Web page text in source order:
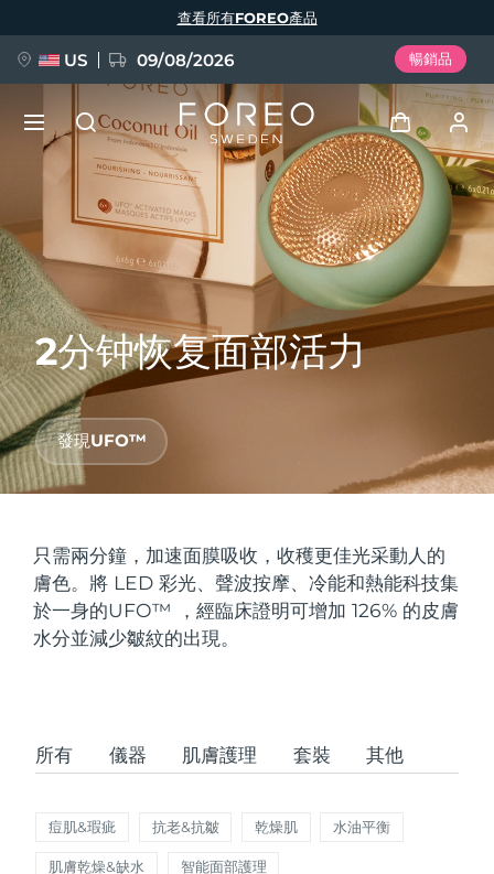
2分钟恢复面部活力
發現UFO™
只需兩分鐘，加速面膜吸收，收穫更佳光采動人的
膚色。將 LED 彩光、聲波按摩、冷能和熱能科技集
於一身的UFO™ ，經臨床證明可增加 126% 的皮膚
水分並減少皺紋的出現。
所有 儀器 肌膚護理 套裝 其他
痘肌&瑕疵 抗老&抗皺 乾燥肌 水油平衡
肌膚乾燥&缺水 智能面部護理
查看所有FOREO產品
US 09/08/2026 暢銷品
登入
用戶信息
我的設備
我的訂閱
FAQ™ Pure Beauty-Tech Elixir
BREAKING NEWS
issa™ Teeth Whitening Set
FAQ™ Dual LED Panel
語言
English Deutsch
Español
Français
Italiano
Português
Polski
Svenska
Türkçe
發貨國家
美國 預計送達日期09/08/2026
英國 預計送達日期08/08/2026
法國 預計送達日期08/08/2026
德國 預計送達日期08/08/2026